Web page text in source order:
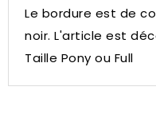
Le bordure est de
noir. L'article est
Taille Pony ou Full